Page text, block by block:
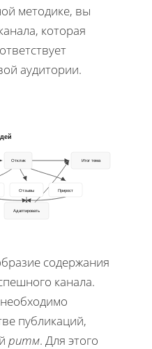
методике, вы
которая
аудитории.
Отклик Итог тема
Отзывы Прирост
Адаптировать
содержания
канала.
публикаций,
ритм. Для этого